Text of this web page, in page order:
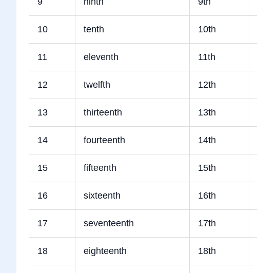
10 tenth 10th
11 eleventh 11th
12 twelfth 12th
13 thirteenth 13th
14 fourteenth 14th
15 fifteenth 15th
16 sixteenth 16th
17 seventeenth 17th
18 eighteenth 18th